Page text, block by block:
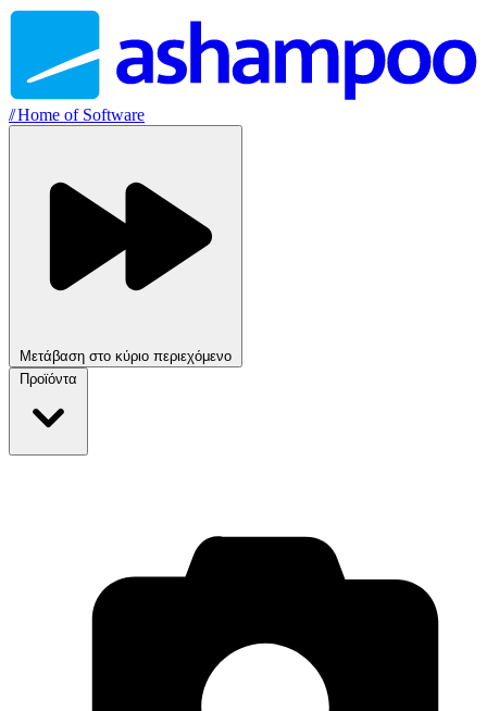
//Home of Software
Μετάβαση στο κύριο περιεχόμενο
Προϊόντα